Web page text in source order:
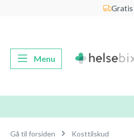
Gå til hovednavigation
Menu
Gå til forsiden Kosttilskud